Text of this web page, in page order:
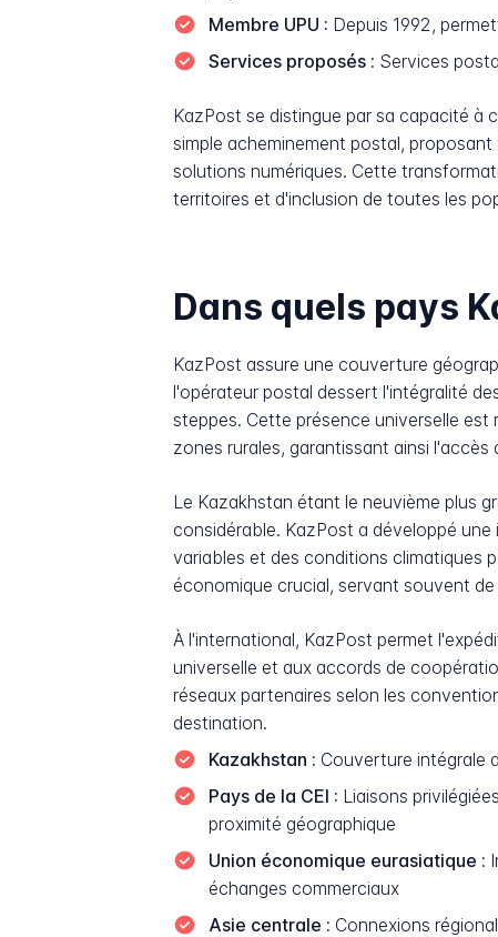
Membre UPU : Depuis 1992,
Services proposés : Services
KazPost se distingue par sa capacité à
simple acheminement postal,
solutions numériques. Cette
territoires et d'inclusion de toutes les
Dans quels pays
KazPost assure une couverture
l'opérateur postal dessert l'intégralité
steppes. Cette présence universelle
zones rurales, garantissant ainsi
Le Kazakhstan étant le neuvième plus
considérable. KazPost a développé
variables et des conditions climatiques
économique crucial, servant souvent
À l'international, KazPost permet
universelle et aux accords de
réseaux partenaires selon les
destination.
Kazakhstan : Couverture intégrale
Pays de la CEI : Liaisons
proximité géographique
Union économique eurasiatique :
échanges commerciaux
Asie centrale : Connexions